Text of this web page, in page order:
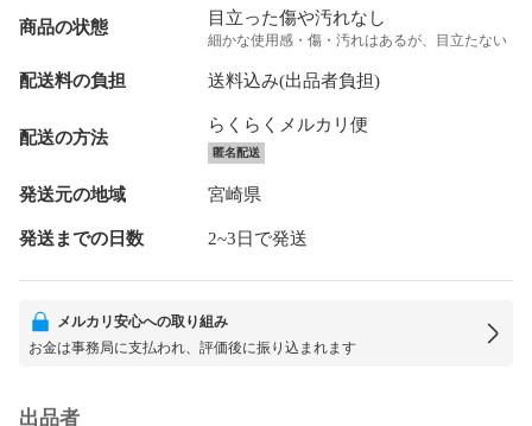
商品の状態 目立った傷や汚れなし
細かな使用感・傷・汚れはあるが、目立たない
配送料の負担 送料込み(出品者負担)
配送の方法
らくらくメルカリ便
匿名配送
発送元の地域 宮崎県
発送までの日数 2~3日で発送
メルカリ安心への取り組み
お金は事務局に支払われ、評価後に振り込まれます
出品者